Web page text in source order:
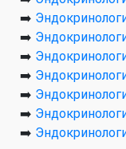
➡️
➡️
➡️
➡️
➡️
➡️
➡️